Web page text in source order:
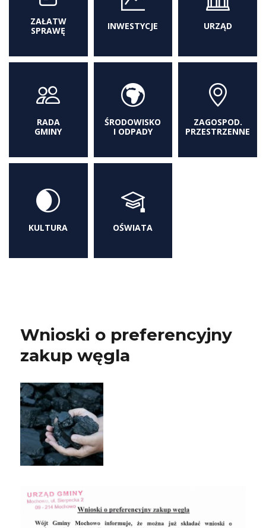
ZAŁATW
SPRAWĘ
INWESTYCJE URZĄD
RADA
GMINY
ŚRODOWISKO
I ODPADY
ZAGOSPOD.
PRZESTRZENNE
KULTURA OŚWIATA
Wnioski o preferencyjny
zakup węgla